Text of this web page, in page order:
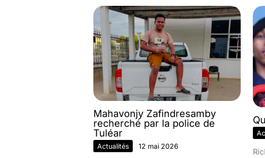
Mahavonjy Zafindresamby
recherché par la police de
Tuléar
Actualités 12 mai 2026